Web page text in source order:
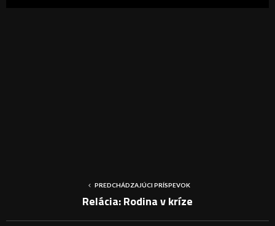
PREDCHÁDZAJÚCI PRÍSPEVOK
Relácia: Rodina v kríze